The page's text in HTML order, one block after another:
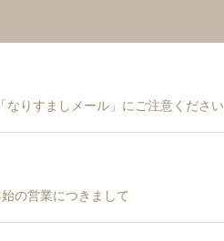
なりすましメール」にご注意ください
の営業につきまして